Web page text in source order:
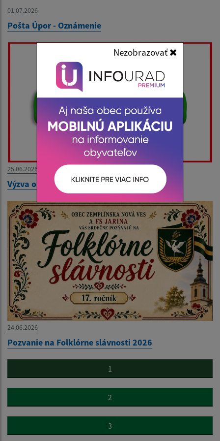
Nezobrazovať
01.07.2026
Pošta Úpor - Oznámenie
25.06.2026
Výzva obce !!!
24.06.2026
Pozvanie na Folklórne slávnosti 2026
1
2
3